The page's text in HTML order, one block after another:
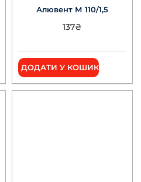
Алювент М 110/1,5
137₴
ДОДАТИ У КОШИК